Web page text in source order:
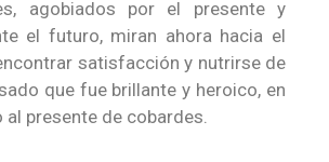
agobiados por el presente y
el futuro, miran ahora hacia el
satisfacción y nutrirse de
que fue brillante y heroico, en
al presente de cobardes.